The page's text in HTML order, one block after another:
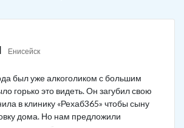
Енисейск
был уже алкоголиком с большим
горько это видеть. Он загубил свою
в клинику «Рехаб365» чтобы сыну
дома. Но нам предложили